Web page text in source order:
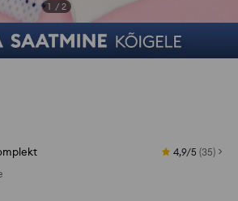
1 / 2
4,9/5 (35)